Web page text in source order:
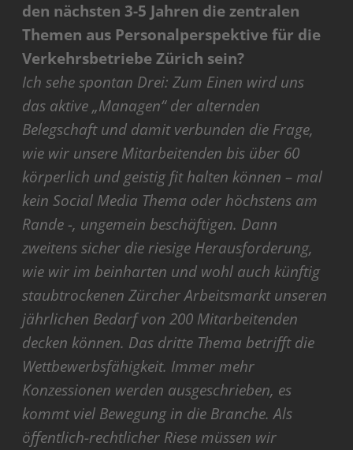
den nächsten 3-5 Jahren die zentralen
Themen aus Personalperspektive für die
Verkehrsbetriebe Zürich sein?
Ich sehe spontan Drei:Zum Einen wird uns
das aktive „Managen“ der alternden
Belegschaft und damit verbunden die Frage,
wie wir unsere Mitarbeitenden bis über 60
körperlich und geistig fit halten können – mal
kein Social Media Thema oder höchstens am
Rande -, ungemein beschäftigen. Dann
zweitens sicher die riesige Herausforderung,
wie wir im beinharten und wohl auch künftig
staubtrockenen Zürcher Arbeitsmarkt unseren
jährlichen Bedarf von 200 Mitarbeitenden
decken können. Das dritte Thema betrifft die
Wettbewerbsfähigkeit. Immer mehr
Konzessionen werden ausgeschrieben, es
kommt viel Bewegung in die Branche. Als
öffentlich-rechtlicher Riese müssen wir